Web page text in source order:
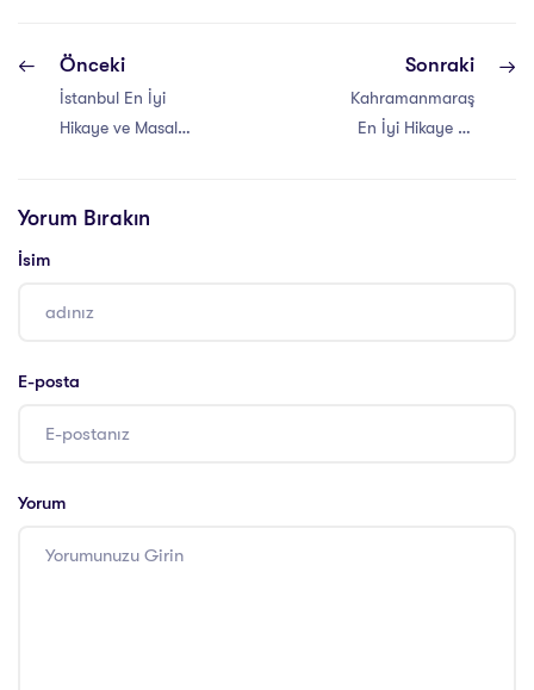
Önceki
İstanbul En İyi
Hikaye ve Masal
Sonraki
Kahramanmaraş
En İyi Hikaye ve
Yorum Bırakın
İsim
E-posta
Yorum